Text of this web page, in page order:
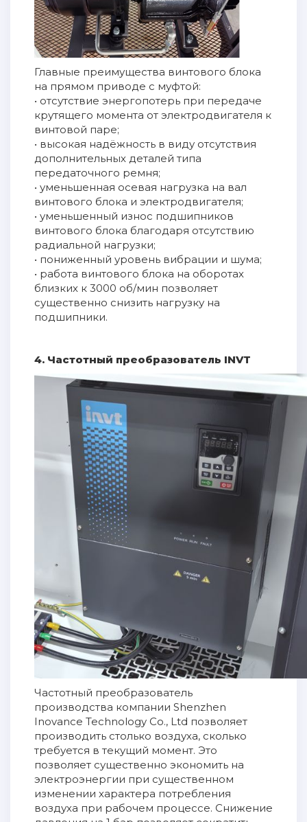
Главные преимущества винтового блока
на прямом приводе с муфтой:
• отсутствие энергопотерь при передаче
крутящего момента от электродвигателя к
винтовой паре;
• высокая надёжность в виду отсутствия
дополнительных деталей типа
передаточного ремня;
• уменьшенная осевая нагрузка на вал
винтового блока и электродвигателя;
• уменьшенный износ подшипников
винтового блока благодаря отсутствию
радиальной нагрузки;
• пониженный уровень вибрации и шума;
• работа винтового блока на оборотах
близких к 3000 об/мин позволяет
существенно снизить нагрузку на
подшипники.
4. Частотный преобразователь INVT
Частотный преобразователь
производства компании Shenzhen
Inovance Technology Co., Ltd позволяет
производить столько воздуха, сколько
требуется в текущий момент. Это
позволяет существенно экономить на
электроэнергии при существенном
изменении характера потребления
воздуха при рабочем процессе. Снижение